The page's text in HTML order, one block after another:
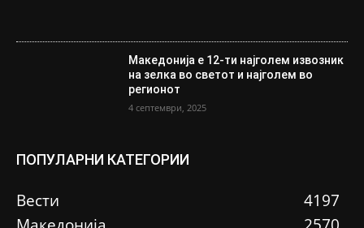
Македонија е 12-ти најголем извозник
на зелка во светот и најголем во
регионот
4 септември, 2025
ПОПУЛАРНИ КАТЕГОРИИ
Вести
4197